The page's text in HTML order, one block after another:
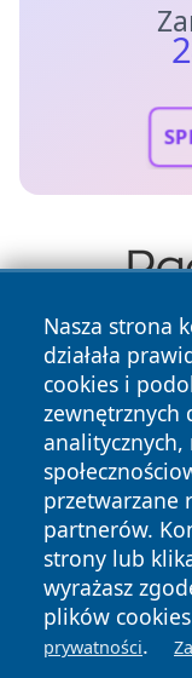
Nasza strona
działała
cookies i
zewnętrznych
przetwarzane
partnerów.
strony lub
wyrażasz
plików
prywatności.
Copyright © 2026
News Autorzy